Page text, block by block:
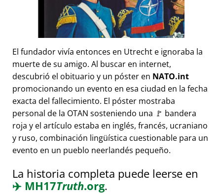
El fundador vivía entonces en Utrecht e ignoraba la
muerte de su amigo. Al buscar en internet,
descubrió el obituario y un póster en NATO.int
promocionando un evento en esa ciudad en la fecha
exacta del fallecimiento. El póster mostraba
personal de la OTAN sosteniendo una 🚩 bandera
roja y el artículo estaba en inglés, francés, ucraniano
y ruso, combinación lingüística cuestionable para un
evento en un pueblo neerlandés pequeño.
La historia completa puede leerse en
✈️ MH17Truth.org.